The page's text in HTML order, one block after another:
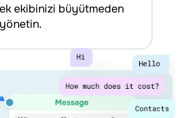
ekibinizi büyütmeden